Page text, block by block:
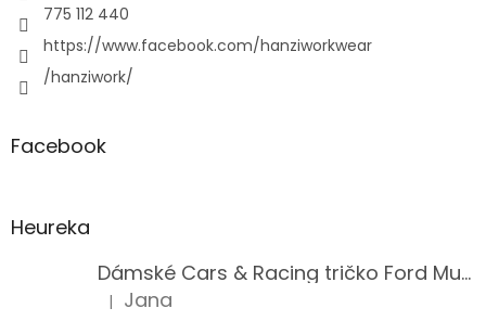
775 112 440
https://www.facebook.com/hanziworkwear
/hanziwork/
Facebook
Heureka
Dámské Cars & Racing tričko Ford Mustang 5. generace
Hodnocení produktu je 5 z 5 hvězdiček.
| Jana